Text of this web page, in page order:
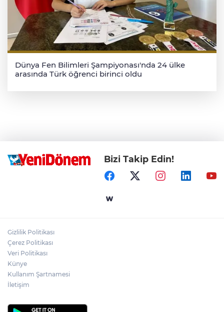
Dünya Fen Bilimleri Şampiyonası'nda 24 ülke
arasında Türk öğrenci birinci oldu
Bizi Takip Edin!
Gizlilik Politikası
Çerez Politikası
Veri Politikası
Künye
Kullanım Şartnamesi
İletişim